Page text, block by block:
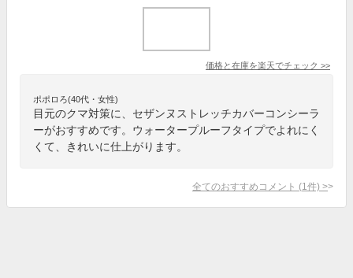
価格と在庫を楽天でチェック >>
ポポロろ(40代・女性)
目元のクマ対策に、セザンヌストレッチカバーコンシーラ
ーがおすすめです。ウォータープルーフタイプでよれにく
くて、きれいに仕上がります。
全てのおすすめコメント (1 件) >